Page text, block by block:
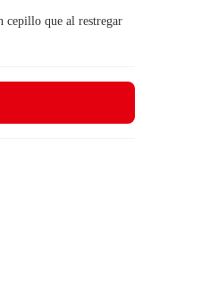
cepillo que al restregar